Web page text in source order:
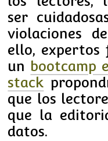
ser
violaciones
ello, expertos
un bootcamp
stack
que los
que la
datos.